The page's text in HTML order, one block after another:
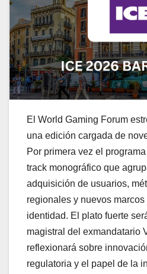
El World Gaming Forum
una edición cargada de
Por primera vez el
track monográfico que
adquisición de usuarios,
regionales y nuevos
identidad. El plato fuerte
magistral del exmandatario
reflexionará sobre
regulatoria y el papel de la